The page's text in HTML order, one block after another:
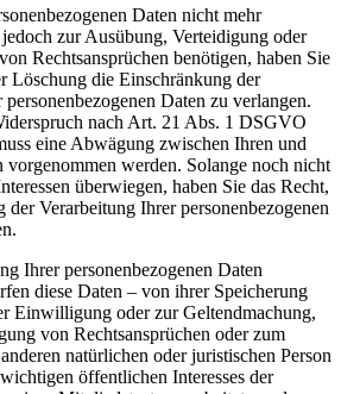
Daten nicht mehr
zur Ausübung, Verteidigung oder
Rechtsansprüchen benötigen, haben Sie
Löschung die Einschränkung der
Daten zu verlangen.
nach Art. 21 Abs. 1 DSGVO
eine Abwägung zwischen Ihren und
vorgenommen werden. Solange noch nicht
überwiegen, haben Sie das Recht,
der Verarbeitung Ihrer personenbezogenen
Ihrer personenbezogenen Daten
diese Daten – von ihrer Speicherung
Einwilligung oder zur Geltendmachung,
von Rechtsansprüchen oder zum
natürlichen oder juristischen Person
öffentlichen Interesses der